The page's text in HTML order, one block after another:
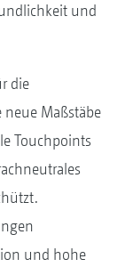
und
die
neue Maßstäbe
Touchpoints
und hohe